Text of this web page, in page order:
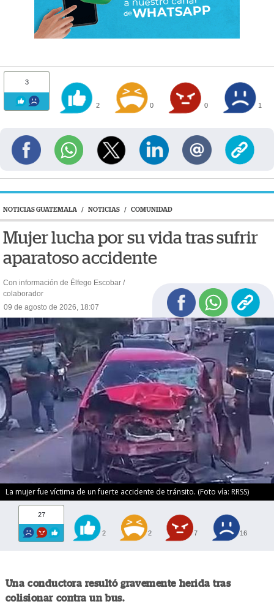
3
2 0 0 1
NOTICIAS GUATEMALA / NOTICIAS / COMUNIDAD
Mujer lucha por su vida tras sufrir
aparatoso accidente
Con información de Élfego Escobar /
colaborador
09 de agosto de 2026, 18:07
La mujer fue víctima de un fuerte accidente de tránsito. (Foto vía: RRSS)
27
2 2 7 16
Una conductora resultó gravemente herida tras
colisionar contra un bus.